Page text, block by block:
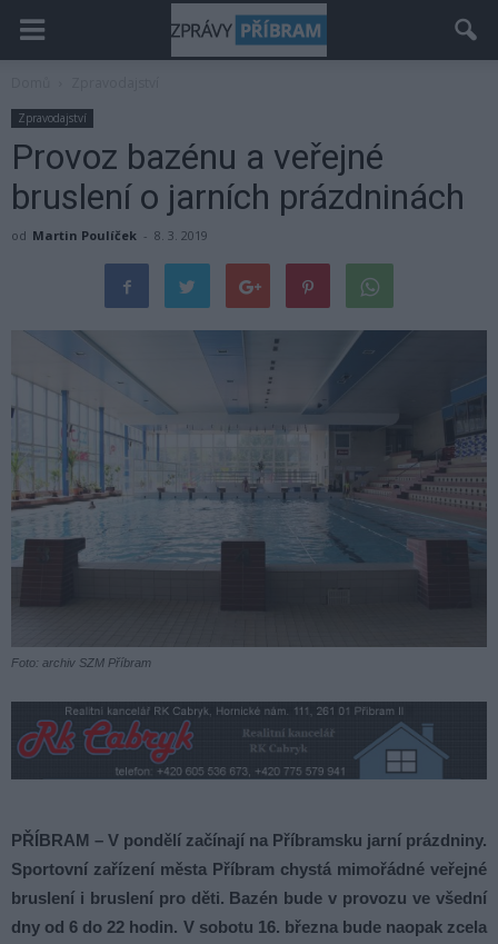
Zpravodajství
Provoz bazénu a veřejné
bruslení o jarních prázdninách
od Martin Poulíček - 8. 3. 2019
Foto: archiv SZM Příbram
PŘÍBRAM – V pondělí začínají na Příbramsku jarní prázdniny.
Sportovní zařízení města Příbram chystá mimořádné veřejné
bruslení i bruslení pro děti. Bazén bude v provozu ve všední
dny od 6 do 22 hodin. V sobotu 16. března bude naopak zcela